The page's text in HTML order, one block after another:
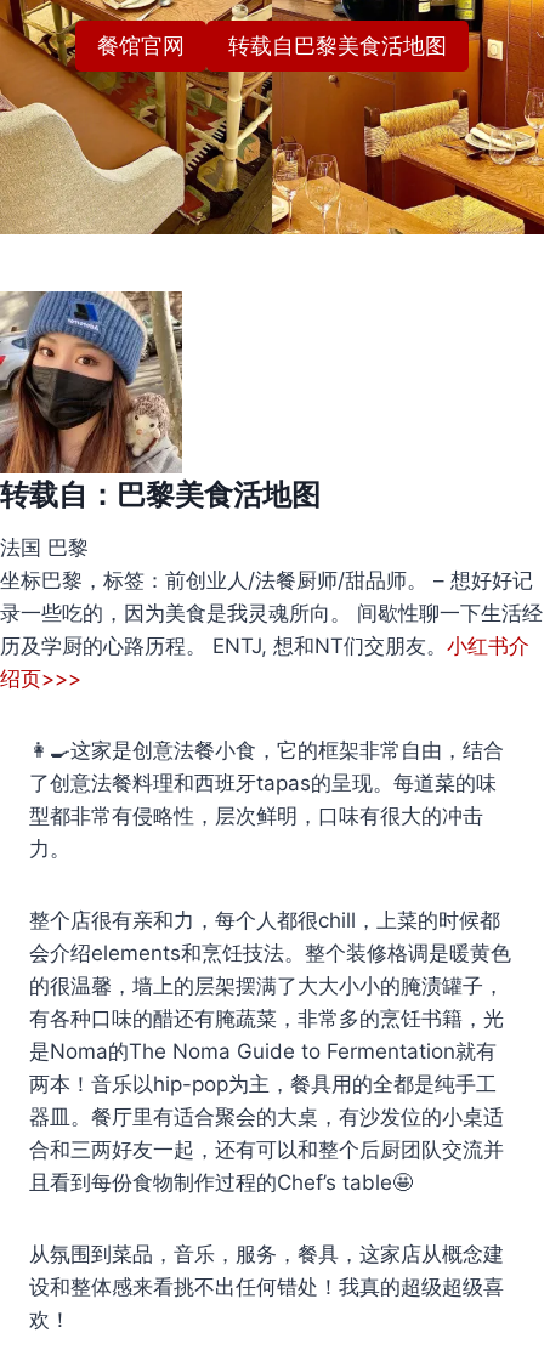
餐馆官网 转载自巴黎美食活地图
转载自： 巴黎美食活地图
法国 巴黎
坐标巴黎，标签：前创业人/法餐厨师/甜品师。 – 想好好记
录一些吃的，因为美食是我灵魂所向。 间歇性聊一下生活经
历及学厨的心路历程。 ENTJ, 想和NT们交朋友。 小红书介
绍页>>>
👩‍🍳这家是创意法餐小食，它的框架非常自由，结合
了创意法餐料理和西班牙tapas的呈现。每道菜的味
型都非常有侵略性，层次鲜明，口味有很大的冲击
力。
整个店很有亲和力，每个人都很chill，上菜的时候都
会介绍elements和烹饪技法。整个装修格调是暖黄色
的很温馨，墙上的层架摆满了大大小小的腌渍罐子，
有各种口味的醋还有腌蔬菜，非常多的烹饪书籍，光
是Noma的The Noma Guide to Fermentation就有
两本！音乐以hip-pop为主，餐具用的全都是纯手工
器皿。餐厅里有适合聚会的大桌，有沙发位的小桌适
合和三两好友一起，还有可以和整个后厨团队交流并
且看到每份食物制作过程的Chef’s table🤩
从氛围到菜品，音乐，服务，餐具，这家店从概念建
设和整体感来看挑不出任何错处！我真的超级超级喜
欢！